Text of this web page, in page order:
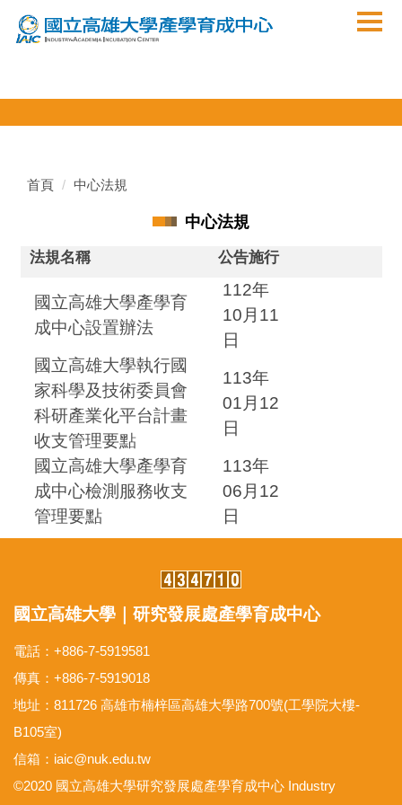
到
首頁 中心法規
中心法規
法規名稱 公告施行
國立高雄大學產學育
成中心設置辦法
112年
10月11
日
國立高雄大學執行國
家科學及技術委員會
科研產業化平台計畫
收支管理要點
113年
01月12
日
國立高雄大學產學育
成中心檢測服務收支
管理要點
113年
06月12
日
國立高雄大學｜研究發展處產學育成中心
電話 ： +886-7-5919581
傳真 ： +886-7-5919018
地址 ： 811726 高雄市楠梓區高雄大學路700號(工學院大樓-
B105室)
信箱：iaic@nuk.edu.tw
©2020 國立高雄大學研究發展處產學育成中心 Industry